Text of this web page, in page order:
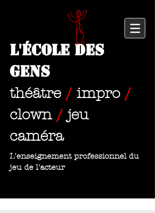
L'École des
Gens
théâtre / impro /
clown / jeu
caméra
L'enseignement professionnel du
jeu de l'acteur